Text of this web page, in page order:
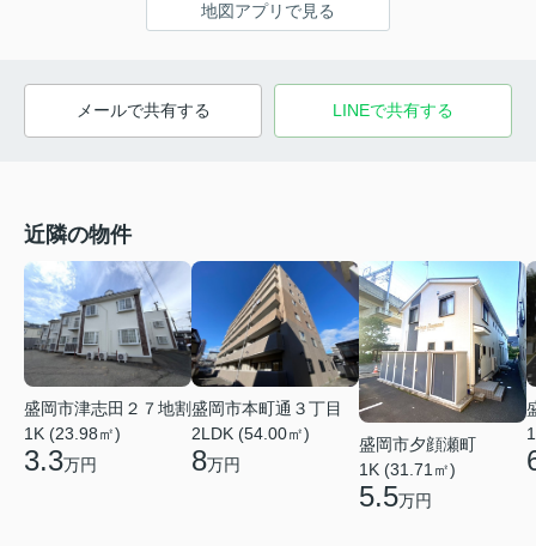
地図アプリで見る
メールで共有する LINEで共有する
近隣の物件
盛岡市津志田２７地割
1K (23.98㎡)
3.3万円
盛岡市本町通３丁目
2LDK (54.00㎡)
8万円
盛岡市夕顔瀬町
1K (31.71㎡)
5.5万円